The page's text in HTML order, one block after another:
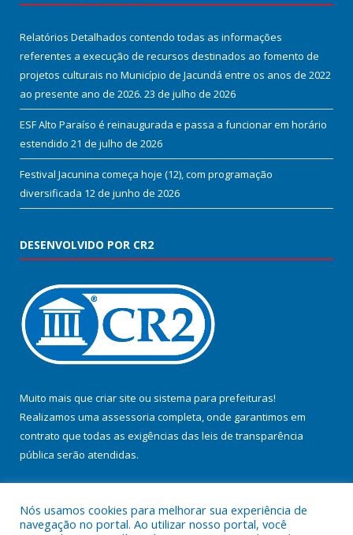
Relatórios Detalhados contendo todas as informações
referentes a execução de recursos destinados ao fomento de
projetos culturais no Município de Jacundá entre os anos de 2022
ao presente ano de 2026. 23 de julho de 2026
ESF Alto Paraíso é reinaugurada e passa a funcionar em horário
estendido 21 de julho de 2026
Festival Jacunina começa hoje (12), com programação
diversificada 12 de junho de 2026
DESENVOLVIDO POR CR2
Muito mais que criar site ou sistema para prefeituras!
Realizamos uma assessoria completa, onde garantimos em
contrato que todas as exigências das leis de transparência
pública serão atendidas.
Nós usamos cookies para melhorar sua experiência de
navegação no portal. Ao utilizar nosso portal, você